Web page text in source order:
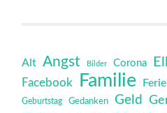
Alt Angst Bilder Corona
Facebook Familie
Geburtstag Gedanken Geld